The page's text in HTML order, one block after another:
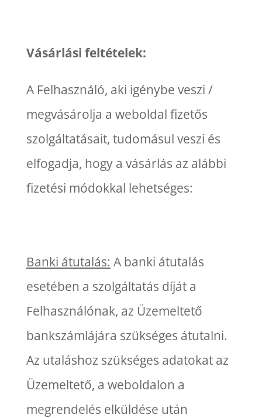
Vásárlási feltételek:
A Felhasználó, aki igénybe veszi /
megvásárolja a weboldal fizetős
szolgáltatásait, tudomásul veszi és
elfogadja, hogy a vásárlás az alábbi
fizetési módokkal lehetséges:
Banki átutalás: A banki átutalás
esetében a szolgáltatás díját a
Felhasználónak, az Üzemeltető
bankszámlájára szükséges átutalni.
Az utaláshoz szükséges adatokat az
Üzemeltető, a weboldalon a
megrendelés elküldése után